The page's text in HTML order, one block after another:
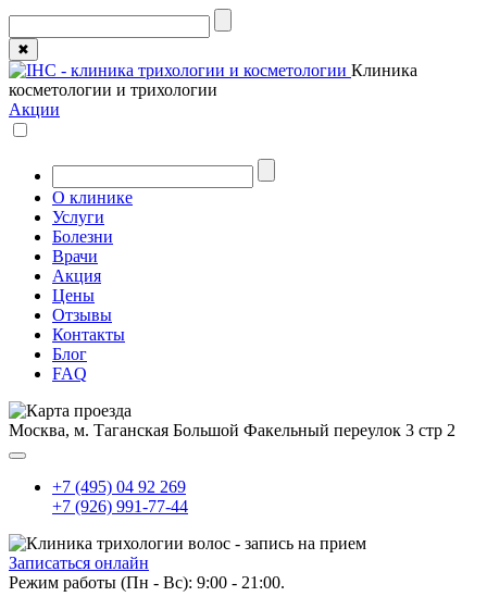
✖
Клиника
косметологии и трихологии
Акции
О клинике
Услуги
Болезни
Врачи
Акция
Цены
Отзывы
Контакты
Блог
FAQ
Москва, м. Таганская Большой Факельный переулок 3 стр 2
+7 (495) 04 92 269
+7 (926) 991-77-44
Записаться онлайн
Режим работы (Пн - Вс): 9:00 - 21:00.